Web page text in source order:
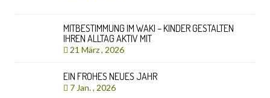
MITBESTIMMUNG IM WAKI – KINDER GESTALTEN
IHREN ALLTAG AKTIV MIT
21 März , 2026
EIN FROHES NEUES JAHR
7 Jan. , 2026